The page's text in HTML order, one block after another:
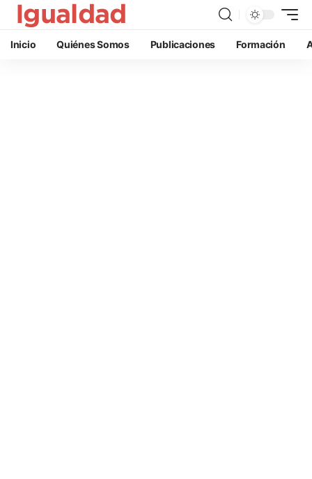
Inicio Quiénes Somos Publicaciones Formación